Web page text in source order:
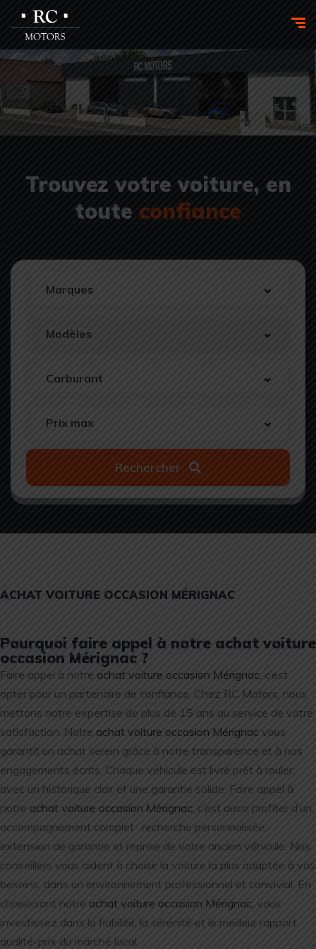
Trouvez votre voiture, en
toute confiance
Rechercher
ACHAT VOITURE OCCASION MÉRIGNAC
Pourquoi faire appel à notre achat voiture
occasion Mérignac ?
Faire appel à notre achat voiture occasion Mérignac , c’est
opter pour un partenaire de confiance. Chez RC Motors, nous
mettons notre expertise de plus de 15 ans au service de votre
satisfaction. Notre achat voiture occasion Mérignac vous
garantit un achat serein grâce à notre transparence et à nos
engagements écrits. Chaque véhicule est livré prêt à rouler,
avec un historique clair et une garantie solide. Faire appel à
notre achat voiture occasion Mérignac , c’est aussi profiter d’un
accompagnement complet : recherche personnalisée,
extension de garantie et reprise de votre ancien véhicule. Nos
conseillers vous aident à choisir la voiture la plus adaptée à vos
besoins, dans un environnement professionnel et convivial. En
choisissant notre achat voiture occasion Mérignac , vous
investissez dans la fiabilité, la sérénité et le meilleur rapport
qualité-prix du marché local.